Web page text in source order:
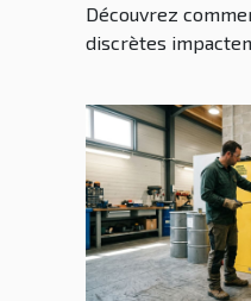
Découvrez
discrètes